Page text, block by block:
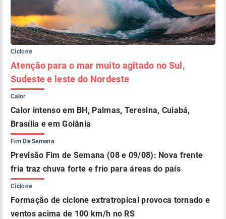
Ciclone
Atenção para o mar muito agitado no Sul,
Sudeste e leste do Nordeste
Calor
Calor intenso em BH, Palmas, Teresina, Cuiabá,
Brasília e em Goiânia
Fim De Semana
Previsão Fim de Semana (08 e 09/08): Nova frente
fria traz chuva forte e frio para áreas do país
Ciclone
Formação de ciclone extratropical provoca tornado e
ventos acima de 100 km/h no RS